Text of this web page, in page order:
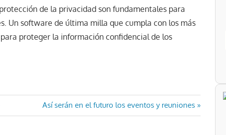
de la privacidad son fundamentales para
Un software de última milla que cumpla con los más
proteger la información confidencial de los
Entrada
siguiente:
Así serán en el futuro los eventos y reuniones